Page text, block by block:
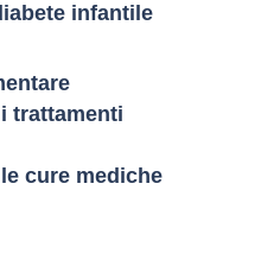
infantile
trattamenti
cure mediche